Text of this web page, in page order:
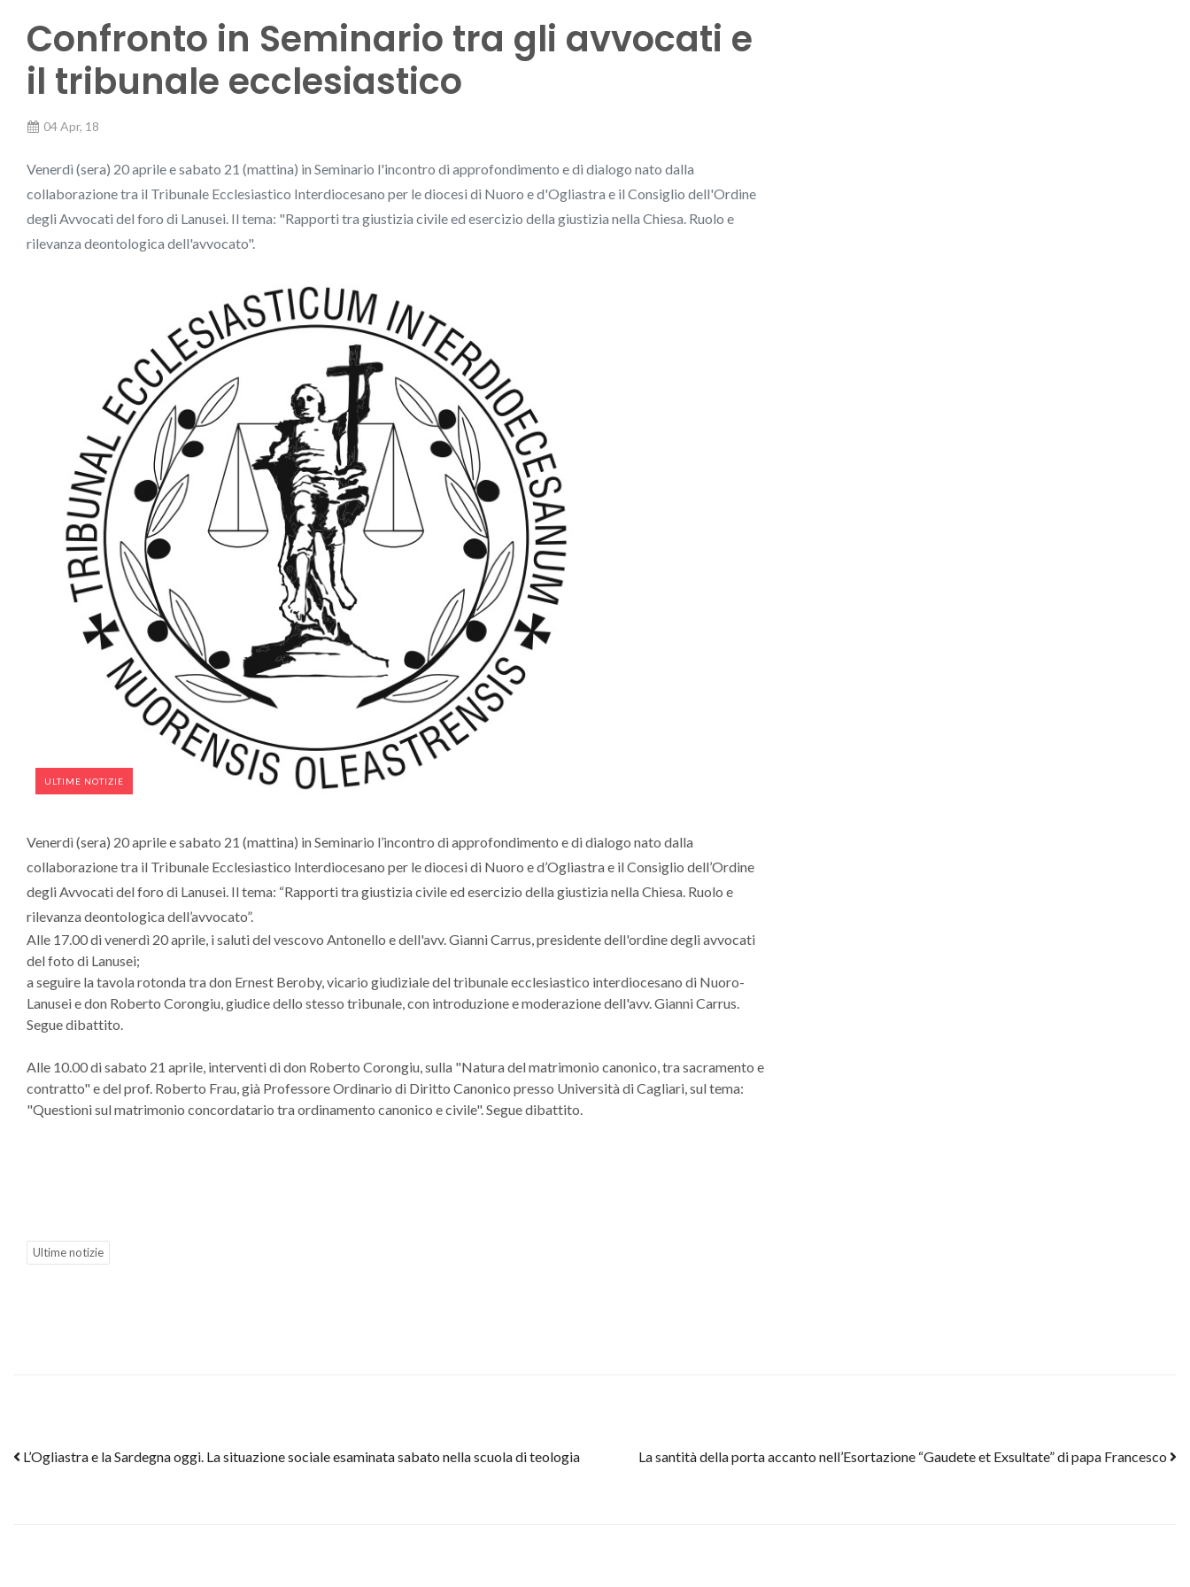
Confronto in Seminario tra gli avvocati e
il tribunale ecclesiastico
04 Apr, 18
Venerdì (sera) 20 aprile e sabato 21 (mattina) in Seminario l'incontro di approfondimento e di dialogo nato dalla
collaborazione tra il Tribunale Ecclesiastico Interdiocesano per le diocesi di Nuoro e d'Ogliastra e il Consiglio dell'Ordine
degli Avvocati del foro di Lanusei. Il tema: "Rapporti tra giustizia civile ed esercizio della giustizia nella Chiesa. Ruolo e
rilevanza deontologica dell'avvocato".
ULTIME NOTIZIE
Venerdì (sera) 20 aprile e sabato 21 (mattina) in Seminario l’incontro di approfondimento e di dialogo nato dalla
collaborazione tra il Tribunale Ecclesiastico Interdiocesano per le diocesi di Nuoro e d’Ogliastra e il Consiglio dell’Ordine
degli Avvocati del foro di Lanusei. Il tema: “Rapporti tra giustizia civile ed esercizio della giustizia nella Chiesa. Ruolo e
rilevanza deontologica dell’avvocato”.
Alle 17.00 di venerdì 20 aprile, i saluti del vescovo Antonello e dell'avv. Gianni Carrus, presidente dell'ordine degli avvocati
del foto di Lanusei;
a seguire la tavola rotonda tra don Ernest Beroby, vicario giudiziale del tribunale ecclesiastico interdiocesano di Nuoro-
Lanusei e don Roberto Corongiu, giudice dello stesso tribunale, con introduzione e moderazione dell'avv. Gianni Carrus.
Segue dibattito.
Alle 10.00 di sabato 21 aprile, interventi di don Roberto Corongiu, sulla "Natura del matrimonio canonico, tra sacramento e
contratto" e del prof. Roberto Frau, già Professore Ordinario di Diritto Canonico presso Università di Cagliari, sul tema:
"Questioni sul matrimonio concordatario tra ordinamento canonico e civile". Segue dibattito.
Ultime notizie
Post navigation
L’Ogliastra e la Sardegna oggi. La situazione sociale esaminata sabato nella scuola di teologia La santità della porta accanto nell’Esortazione “Gaudete et Exsultate” di papa Francesco